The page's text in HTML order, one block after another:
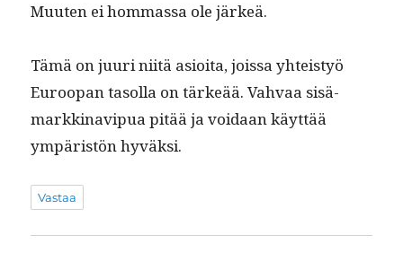
Muuten ei hom­mas­sa ole järkeä.
Tämä on juuri niitä asioi­ta, jois­sa yhteistyö
Euroopan tasol­la on tärkeää. Vah­vaa sisä­
markki­navipua pitää ja voidaan käyt­tää
ympäristön hyväksi.
Vastaa